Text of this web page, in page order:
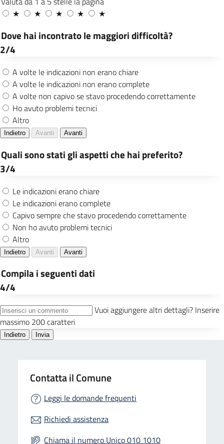
Contatta il Comune
Leggi le domande frequenti
Richiedi assistenza
Chiama il numero Unico 010 1010